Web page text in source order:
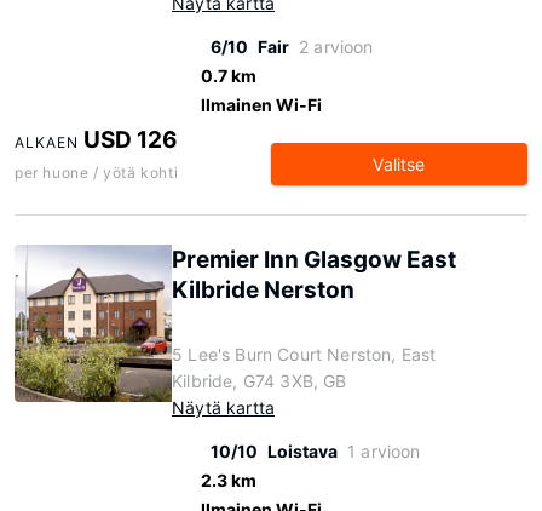
6/10 Fair 2 arvioon
0.7 km
Ilmainen Wi-Fi
ALKAEN USD 126
per huone / yötä kohti Valitse
Premier Inn Glasgow East
Kilbride Nerston
5 Lee's Burn Court Nerston, East
Kilbride, G74 3XB, GB
Näytä kartta
10/10 Loistava 1 arvioon
2.3 km